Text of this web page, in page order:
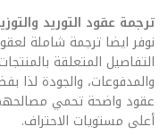
ترجمة عقود التوريد
نوفر ايضا ترجمة شاملة
التفاصيل المتعلقة
والمدفوعات، والجودة لذا
عقود واضحة تحمي مصالحهم
أعلى مستويات الاحتراف.